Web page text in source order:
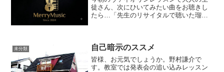
徒さん、次にひいてみたい曲をお聴きし
たら…「先生のリサイタルで聴いた瑠璃
ん、私たちが演奏する曲の中...
未分類 自己暗示のススメ
皆様、お元気でしょうか。野村謙介で
す。教室では発表会の追い込みレッスン